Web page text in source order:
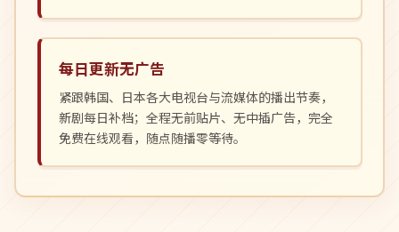
每日更新无广告
紧跟韩国、日本各大电视台与流媒体的播出节奏，
新剧每日补档；全程无前贴片、无中插广告，完全
免费在线观看，随点随播零等待。